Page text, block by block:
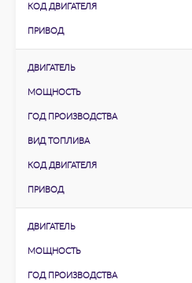
КОД ДВИГАТЕЛЯ
ПРИВОД
ДВИГАТЕЛЬ
МОЩНОСТЬ
ГОД ПРОИЗВОДСТВА
ВИД ТОПЛИВА
КОД ДВИГАТЕЛЯ
ПРИВОД
ДВИГАТЕЛЬ
МОЩНОСТЬ
ГОД ПРОИЗВОДСТВА